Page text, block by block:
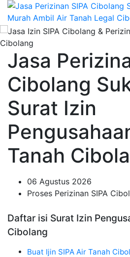
Jasa
Cibolang
Surat Izin
Tanah
06 Agustus 2026
Proses Perizinan SIPA
Daftar isi Surat Izin
Cibolang
Buat Ijin SIPA Air Tanah